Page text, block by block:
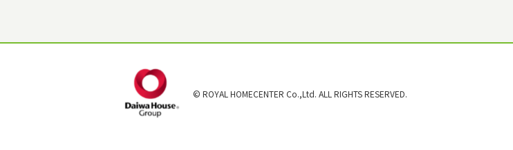
© ROYAL HOMECENTER Co.,Ltd. ALL RIGHTS RESERVED.